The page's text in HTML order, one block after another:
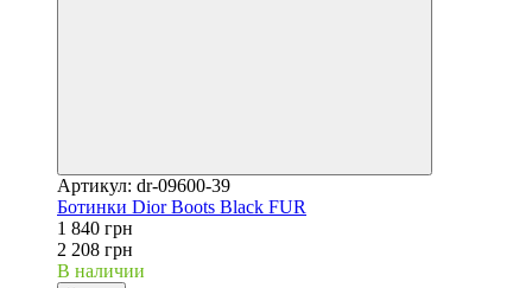
Артикул: dr-09600-39
Ботинки Dior Boots Black FUR
1 840 грн
2 208 грн
В наличии